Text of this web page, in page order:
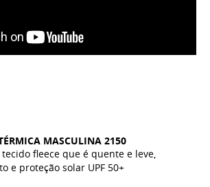
MASCULINA 2150
fleece que é quente e leve,
e proteção solar UPF 50+